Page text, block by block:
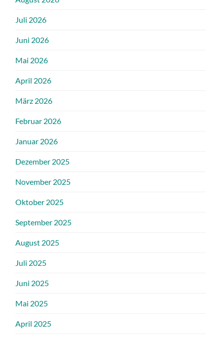
Juli 2026
Juni 2026
Mai 2026
April 2026
März 2026
Februar 2026
Januar 2026
Dezember 2025
November 2025
Oktober 2025
September 2025
August 2025
Juli 2025
Juni 2025
Mai 2025
April 2025